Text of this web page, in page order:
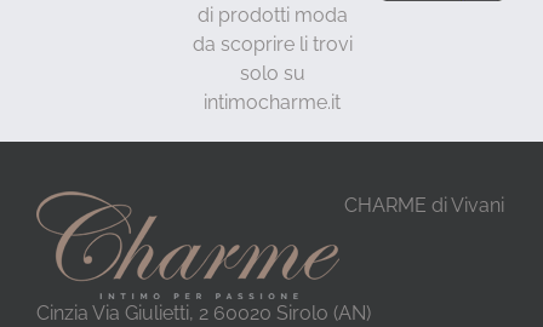
di prodotti moda
da scoprire li trovi
solo su
intimocharme.it
CHARME di Vivani
Cinzia Via Giulietti, 2 60020 Sirolo (AN)